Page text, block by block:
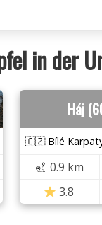
in der
Háj
🇨🇿 Bílé
0.9 km
3.8